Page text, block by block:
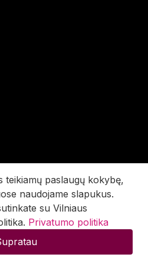
teikiamų paslaugų kokybę,
naudojame slapukus.
su Vilniaus
Privatumo politika